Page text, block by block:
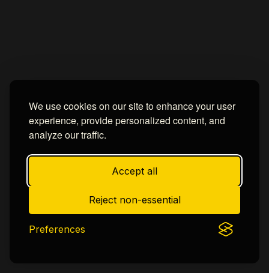
We use cookies on our site to enhance your user
experience, provide personalized content, and
analyze our traffic.
Accept all
Reject non-essential
Preferences